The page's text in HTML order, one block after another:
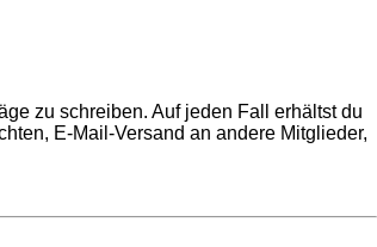
zu schreiben. Auf jeden Fall erhältst du
E-Mail-Versand an andere Mitglieder,